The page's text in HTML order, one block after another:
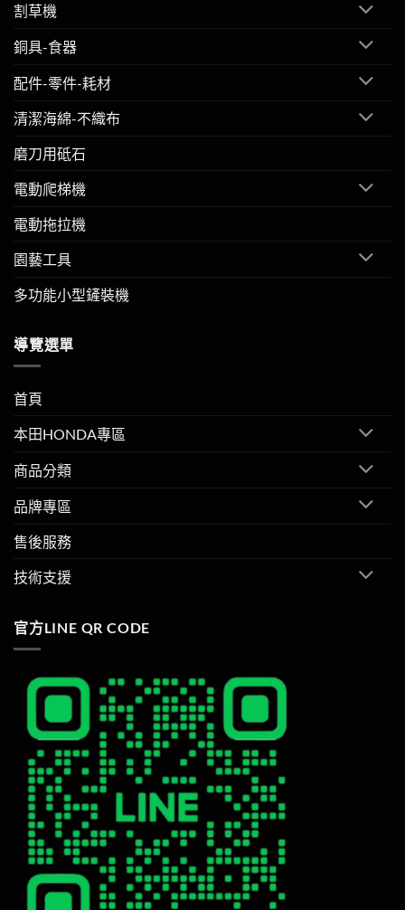
割草機
銅具-食器
配件-零件-耗材
清潔海綿-不織布
磨刀用砥石
電動爬梯機
電動拖拉機
園藝工具
多功能小型鏟裝機
導覽選單
首頁
本田HONDA專區
商品分類
品牌專區
售後服務
技術支援
官方LINE QR CODE